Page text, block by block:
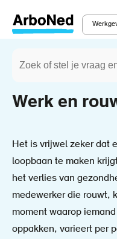
gaan
Main
Kruimelpad
Werkgever Diensten
Werk en
Het is vrijwel zeker dat
loopbaan te maken
het verlies van
medewerker die rouwt,
moment waarop
oppakken, varieert per